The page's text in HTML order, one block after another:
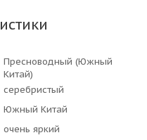
Пресноводный (Южный
Китай)
серебристый
Южный Китай
очень яркий